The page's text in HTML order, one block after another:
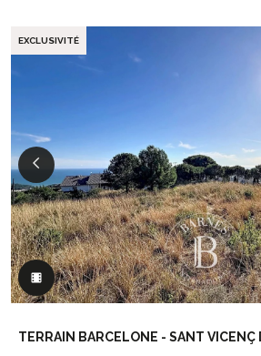
EXCLUSIVITÉ
TERRAIN BARCELONE - SANT VICENÇ